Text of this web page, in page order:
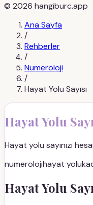
© 2026 hangiburc.app
Ana Sayfa
/
Rehberler
/
Numeroloji
/
Hayat Yolu Sayısı
Hayat Yolu
Hayat yolu sayınızı
numerolojihayat yolu
Hayat Yolu